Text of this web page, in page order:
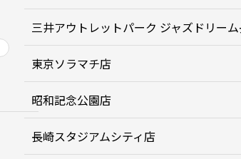
三井アウトレットパーク ジャズドリー
東京ソラマチ店
昭和記念公園店
長崎スタジアムシティ店